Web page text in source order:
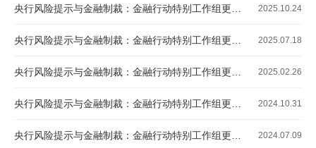
央行风险提示与金融制裁：金融行动特别工作组更新的高风险及应加强监控的国家或地区（2025年6月） 2025.10.24
央行风险提示与金融制裁：金融行动特别工作组更新的高风险及应加强监控的国家或地区（2025年6月） 2025.07.18
央行风险提示与金融制裁：金融行动特别工作组更新的高风险及应加强监控的国家或地区（2025年2月） 2025.02.26
央行风险提示与金融制裁：金融行动特别工作组更新的高风险及应加强监控的国家或地区（2024年10月） 2024.10.31
央行风险提示与金融制裁：金融行动特别工作组更新的高风险及应加强监控的国家或地区（2024年6月） 2024.07.09